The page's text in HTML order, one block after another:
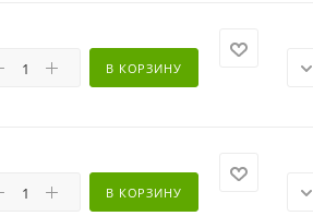
В КОРЗИНУ
В КОРЗИНУ